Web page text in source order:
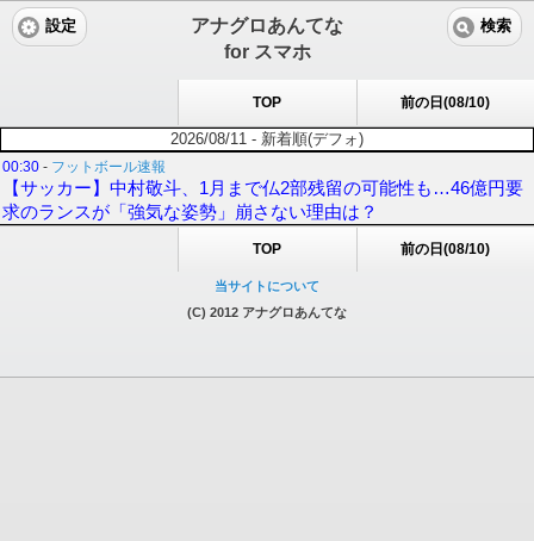
アナグロあんてな
for スマホ
設定 検索
TOP 前の日(08/10)
2026/08/11 - 新着順(デフォ)
00:30 - フットボール速報
【サッカー】中村敬斗、1月まで仏2部残留の可能性も…46億円要
求のランスが「強気な姿勢」崩さない理由は？
TOP 前の日(08/10)
当サイトについて
(C) 2012 アナグロあんてな